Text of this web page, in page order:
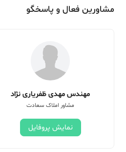
مشاورین فعال و پاسخگو
مهندس مهدی ظفریاری نژاد
مشاور املاک سعادت
نمایش پروفایل